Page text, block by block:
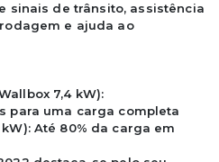
sinais de trânsito, assistência
e ajuda ao
7,4 kW):
para uma carga completa
Até 80% da carga em